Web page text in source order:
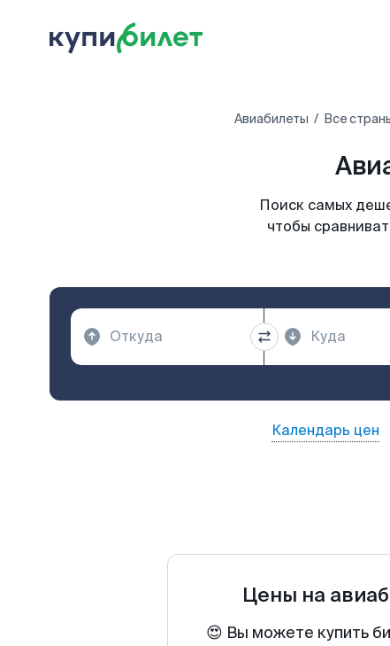
Авиабилеты Все
Поиск самых
чтобы
Календарь цен
Цены на
😍 Вы можете купить